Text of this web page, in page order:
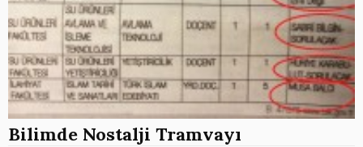
Bilimde Nostalji Tramvayı